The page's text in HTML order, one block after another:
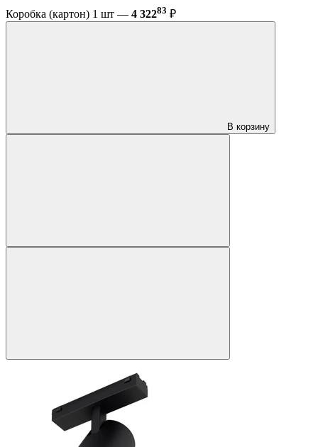
Коробка (картон) 1 шт — 4 32283 ₽
В корзину